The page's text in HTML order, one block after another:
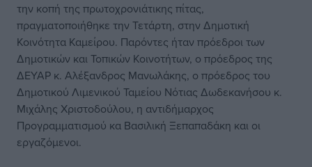
την κοπή της πρωτοχρονιάτικης πίτας,
πραγματοποιήθηκε την Τετάρτη, στην Δημοτική
Κοινότητα Καμείρου. Παρόντες ήταν πρόεδροι των
Δημοτικών και Τοπικών Κοινοτήτων, ο πρόεδρος της
ΔΕΥΑΡ κ. Αλέξανδρος Μανωλάκης, ο πρόεδρος του
Δημοτικού Λιμενικού Ταμείου Νότιας Δωδεκανήσου κ.
Μιχάλης Χριστοδούλου, η αντιδήμαρχος
Προγραμματισμού κα Βασιλική Ξεπαπαδάκη και οι
εργαζόμενοι.